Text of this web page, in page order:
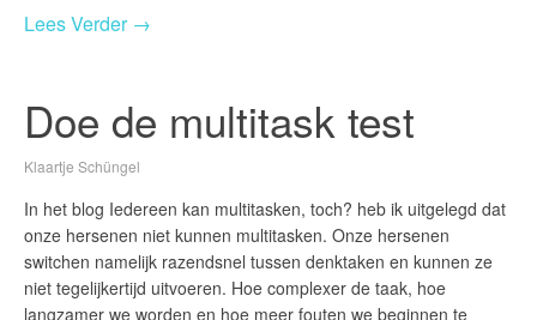
Lees Verder →
Doe de multitask test
Klaartje Schüngel
In het blog Iedereen kan multitasken, toch? heb ik uitgelegd dat
onze hersenen niet kunnen multitasken. Onze hersenen
switchen namelijk razendsnel tussen denktaken en kunnen ze
niet tegelijkertijd uitvoeren. Hoe complexer de taak, hoe
langzamer we worden en hoe meer fouten we beginnen te